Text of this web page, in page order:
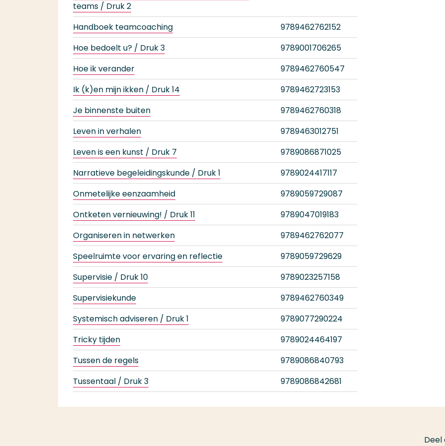
teams / Druk 2
Handboek teamcoaching
9789462762152
Hoe bedoelt u? / Druk 3
9789001706265
Hoe ik verander
9789462760547
Ik (k)en mijn ikken / Druk 14
9789462723153
Je binnenste buiten
9789462760318
Leven in verhalen
9789463012751
Leven is een kunst / Druk 7
9789086871025
Narratieve begeleidingskunde / Druk 1
9789024417117
Onmetelijke eenzaamheid
9789059729087
Ontketen vernieuwing! / Druk 11
9789047019183
Organiseren in netwerken
9789462762077
Speelruimte voor ervaring en reflectie
9789059729629
Supervisie / Druk 10
9789023257158
Supervisiekunde
9789462760349
Systemisch adviseren / Druk 1
9789077290224
Tricky tijden
9789024464197
Tussen de regels
9789086840793
Tussentaal / Druk 3
9789086842681